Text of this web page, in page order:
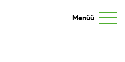
Menüü